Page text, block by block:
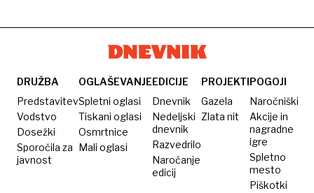
več
celotni
lanski
sezoni
DRUŽBA
Predstavitev
Vodstvo
Dosežki
Sporočila za
javnost
OGLAŠEVANJE
Spletni oglasi
Tiskani oglasi
Osmrtnice
Mali oglasi
EDICIJE
Dnevnik
Nedeljski
dnevnik
Razvedrilo
Naročanje
edicij
PROJEKTI
Gazela
Zlata nit
POGOJI
Naročniški
Akcije in
nagradne
igre
Spletno
mesto
Piškotki